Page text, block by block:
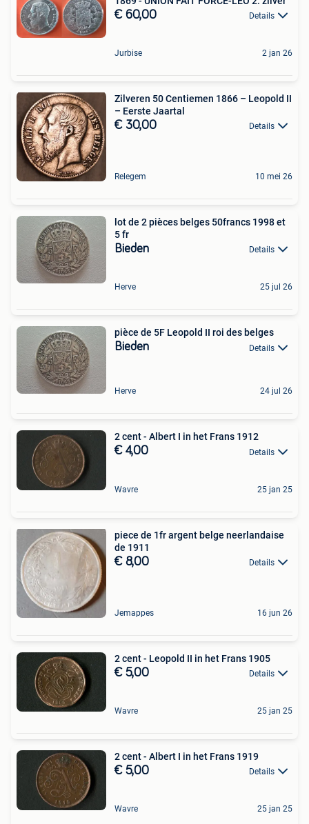
€ 60,00 Details
Jurbise 2 jan 26
Zilveren 50 Centiemen 1866 – Leopold II
– Eerste Jaartal
€ 30,00 Details
Relegem 10 mei 26
lot de 2 pièces belges 50francs 1998 et
5 fr
Bieden Details
Herve 25 jul 26
pièce de 5F Leopold II roi des belges
Bieden Details
Herve 24 jul 26
2 cent - Albert I in het Frans 1912
€ 4,00 Details
Wavre 25 jan 25
piece de 1fr argent belge neerlandaise
de 1911
€ 8,00 Details
Jemappes 16 jun 26
2 cent - Leopold II in het Frans 1905
€ 5,00 Details
Wavre 25 jan 25
2 cent - Albert I in het Frans 1919
€ 5,00 Details
Wavre 25 jan 25